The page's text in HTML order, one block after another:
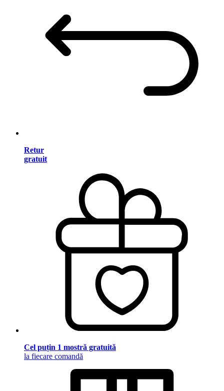
Retur
gratuit
Cel puțin 1 mostră gratuită
la fiecare comandă